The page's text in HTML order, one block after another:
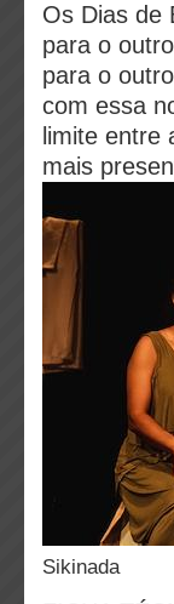
Os Dias de
para o
para o
com essa
limite entre
mais
Sikinada